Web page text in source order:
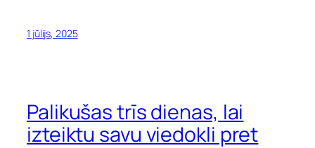
1 jūlijs, 2025
Palikušas trīs dienas, lai
izteiktu savu viedokli pret